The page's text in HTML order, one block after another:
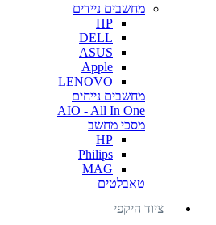
מחשבים ניידים
HP
DELL
ASUS
Apple
LENOVO
מחשבים נייחים
AIO - All In One
מסכי מחשב
HP
Philips
MAG
טאבלטים
ציוד היקפי